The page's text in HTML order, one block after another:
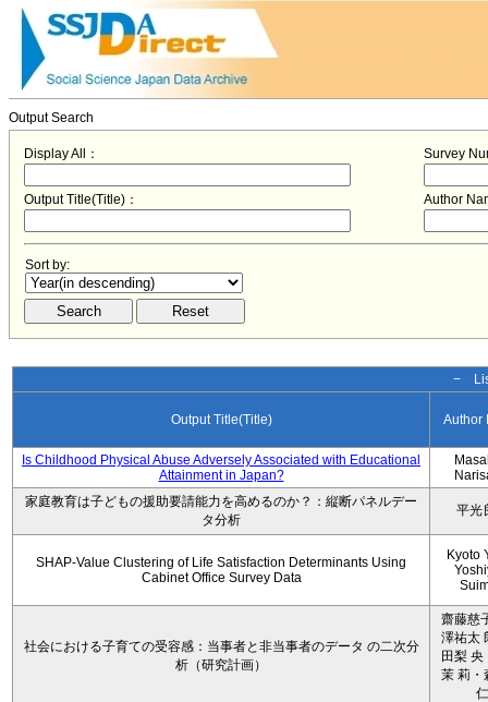
Output Search
Display All： Survey
Output Title(Title)： Author
Sort by:
−
Output Title(Title) Author
Is Childhood Physical Abuse Adversely Associated with Educational
Attainment in Japan?
家庭教育は子どもの援助要請能力を高めるのか？：縦断パネルデー
タ分析
平光
SHAP-Value Clustering of Life Satisfaction Determinants Using
Cabinet Office Survey Data
Kyoto
社会における子育ての受容感：当事者と非当事者のデータ の二次分
析（研究計画）
齋藤慈
澤祐太
田梨 央
茉 莉・
仁